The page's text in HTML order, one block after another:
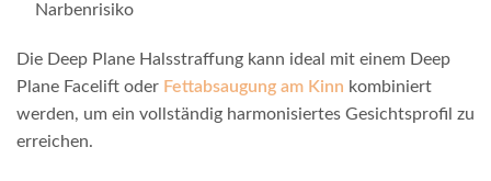
Narbenrisiko
Die Deep Plane Halsstraffung kann ideal mit einem Deep
Plane Facelift oder Fettabsaugung am Kinn kombiniert
werden, um ein vollständig harmonisiertes Gesichtsprofil zu
erreichen.